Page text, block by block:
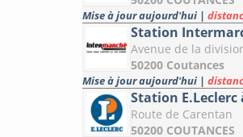
Mise à jour aujourd'hui |
Station
Avenue de la
50200 Coutances
Mise à jour aujourd'hui |
Station E.Leclerc
Route de Carentan
50200 COUTANCES